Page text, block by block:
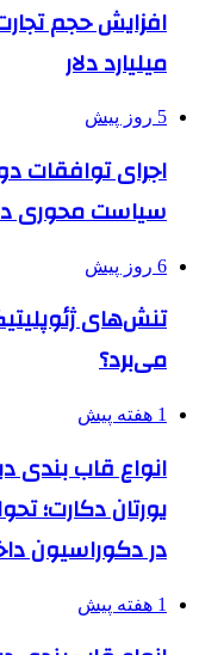
میلیارد دلار
5 روز پیش
اجرای توافقات
سیاست محوری
6 روز پیش
تنش‌های
می‌برد؟
1 هفته پیش
انواع قاب بندی
یورتان دکارت؛
در دکوراسیون
1 هفته پیش